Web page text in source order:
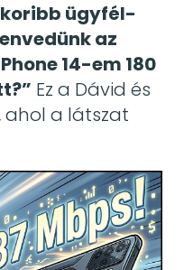
ügyfél-
az
14-em 180
Ez a Dávid és
ahol a látszat